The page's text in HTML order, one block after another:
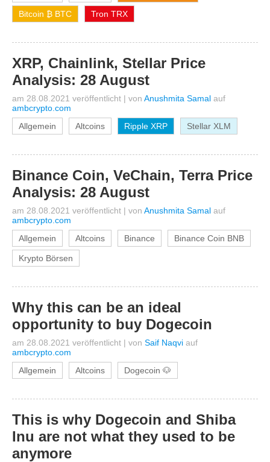
Bitcoin ₿ BTC Tron TRX
XRP, Chainlink, Stellar Price
Analysis: 28 August
am 28.08.2021 veröffentlicht | von Anushmita Samal auf
ambcrypto.com
Allgemein
Altcoins Ripple XRP Stellar XLM
Binance Coin, VeChain, Terra Price
Analysis: 28 August
am 28.08.2021 veröffentlicht | von Anushmita Samal auf
ambcrypto.com
Allgemein
Altcoins Binance Binance Coin BNB
Krypto Börsen
Why this can be an ideal
opportunity to buy Dogecoin
am 28.08.2021 veröffentlicht | von Saif Naqvi auf
ambcrypto.com
Allgemein
Altcoins Dogecoin 🐶
This is why Dogecoin and Shiba
Inu are not what they used to be
anymore